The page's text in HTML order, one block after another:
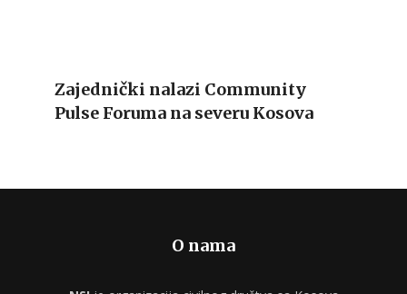
Zajednički nalazi Community
Pulse Foruma na severu Kosova
O nama